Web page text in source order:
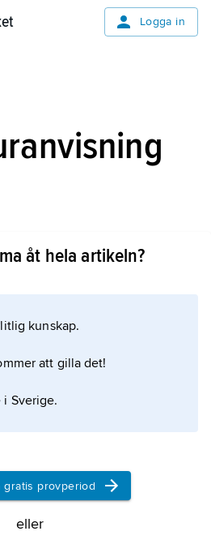
Logga in
åt hela artikeln?
kunskap.
att gilla det!
i Sverige.
gratis provperiod
eller